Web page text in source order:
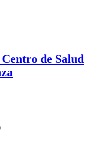
de Salud